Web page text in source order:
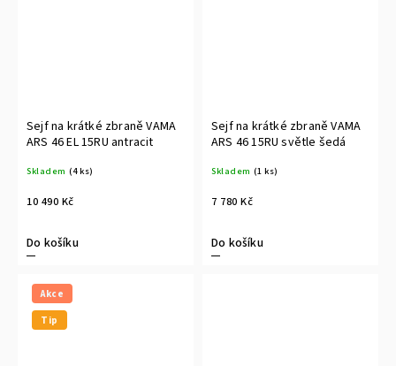
Sejf na krátké zbraně VAMA
ARS 46 EL 15RU antracit
Skladem (4 ks)
10 490 Kč
Do košíku
Sejf na krátké zbraně VAMA
ARS 46 15RU světle šedá
Skladem (1 ks)
7 780 Kč
Do košíku
Akce
Tip